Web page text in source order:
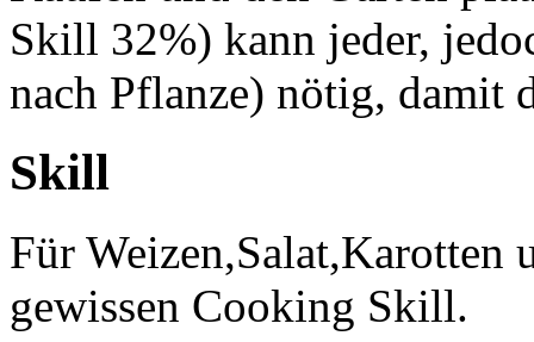
Skill 32%) kann jeder,
nach Pflanze) nötig, damit
Skill
Für Weizen,Salat,Karotten
gewissen Cooking Skill.